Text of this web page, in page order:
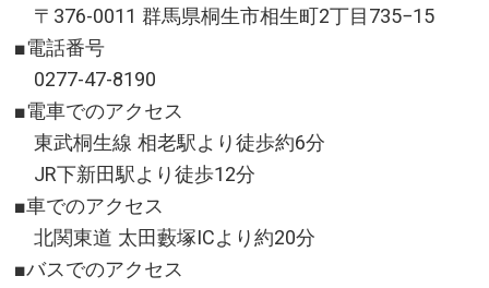
〒376-0011 群馬県桐生市相生町2丁目735−15
■電話番号
0277-47-8190
■電車でのアクセス
東武桐生線 相老駅より徒歩約6分
JR下新田駅より徒歩12分
■車でのアクセス
北関東道 太田藪塚ICより約20分
■バスでのアクセス